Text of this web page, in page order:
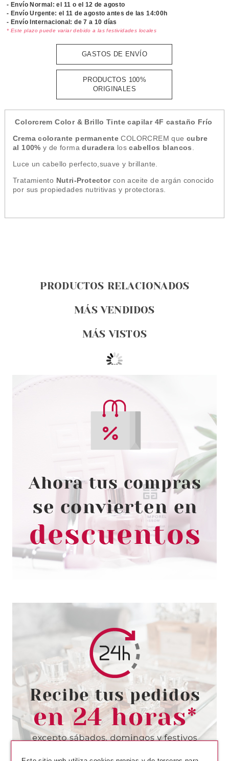
- Envío Normal: el 11 o el 12 de agosto
- Envío Urgente: el11 de agosto antes de las 14:00h
- Envío Internacional: de 7 a 10 días
* Este plazo puede variar debido a las festividades locales
GASTOS DE ENVÍO
PRODUCTOS 100%
ORIGINALES
Colorcrem Color & Brillo Tinte capilar 4F castaño Frío
Crema colorante permanente COLORCREM que cubre
al 100% y de formaduradera loscabellos blancos
Luce un cabello perfecto,suave y brillante.
Tratamiento Nutri-Protectorcon aceite de argán conocido
por sus propiedades nutritivas y protectoras.
PRODUCTOS RELACIONADOS
MÁS VENDIDOS
MÁS VISTOS
EUGENE PERMA
EUGENE PERMA COLLECTIONS
NATURE BY CYCLE VITAL
MASCARILLA REPARACION
INTENSA 200ML
Pvr 17.50€
-86%
desde
2.40€
EUGENE PERMA
EUGENE PERMA ESSENTIEL
KIT PRO DENSITE FORCE 1 (3
PRODUCTOS)
Pvr 40.45€
-78%
desde
8.90€